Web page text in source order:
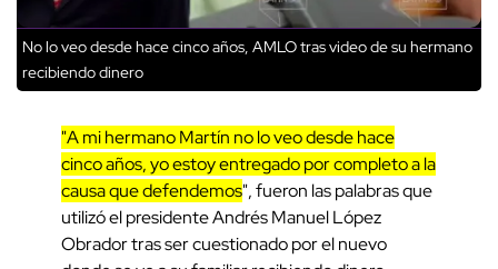
No lo veo desde hace cinco años, AMLO tras video de su hermano
recibiendo dinero
"A mi hermano Martín no lo veo desde hace
cinco años, yo estoy entregado por completo a la
causa que defendemos", fueron las palabras que
utilizó el presidente Andrés Manuel López
Obrador tras ser cuestionado por el nuevo